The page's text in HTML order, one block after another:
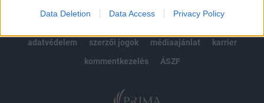
Data Deletion Data Access Privacy Policy
adatvédelem
szerzői jogok médiaajánlat
karrier
kommentkezelés
ÁSZF